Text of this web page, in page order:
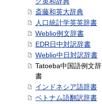
斎藤和英大辞典
人口統計学英英辞書
Weblio例文辞書
EDR日中対訳辞書
Weblio中日対訳辞書
Tatoeba中国語例文辞
書
インドネシア語辞書
ベトナム語翻訳辞書